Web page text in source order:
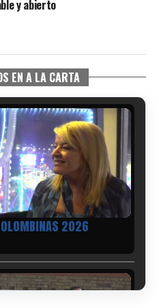
y abierto
EN A LA CARTA
2026